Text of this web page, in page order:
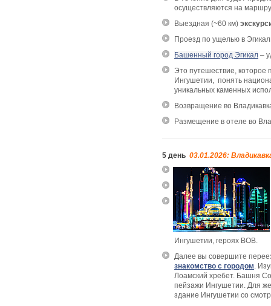
осуществляются на
Выездная (~60 км)
Проезд по ущелью в
Башенный город Эгикал –
Это путешествие, которое
Ингушетии, понять
уникальных каменных
Возвращение во
Размещение в отеле во
5 день 03.01.2026:
Ингушетии, героях ВОВ.
Далее вы совершите
знакомство с городом.
Лоамский хребет. Башня
пейзажи Ингушетии. Для
здание Ингушетии со